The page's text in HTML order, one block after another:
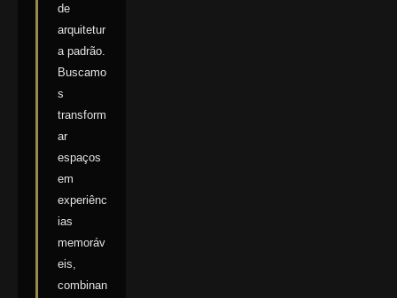
de
arquitetur
a padrão.
Buscamo
s
transform
ar
espaços
em
experiênc
ias
memoráv
eis,
combinan